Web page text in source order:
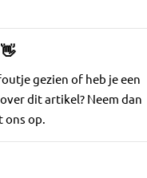
👋
gezien of heb je een
dit artikel? Neem dan
ons op.